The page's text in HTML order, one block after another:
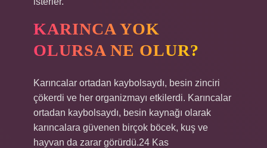
KARINCA YOK
OLURSA NE OLUR?
Karıncalar ortadan kaybolsaydı, besin zinciri
çökerdi ve her organizmayı etkilerdi. Karıncalar
ortadan kaybolsaydı, besin kaynağı olarak
karıncalara güvenen birçok böcek, kuş ve
hayvan da zarar görürdü.24 Kas